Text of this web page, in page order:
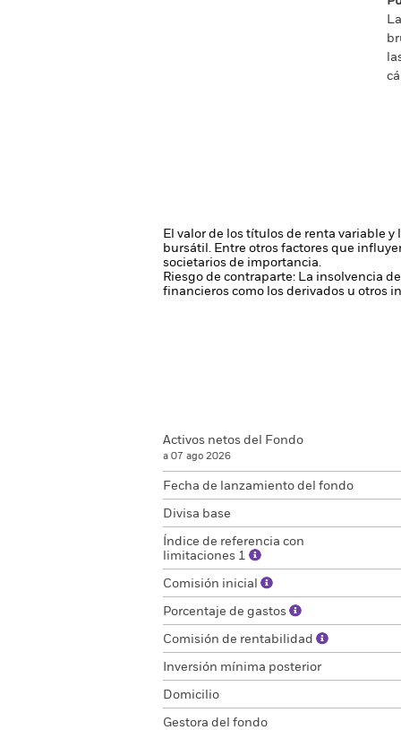
El valor de los títulos de renta variable
bursátil. Entre otros factores que
societarios de importancia.
Riesgo de contraparte: La insolvencia
financieros como los derivados u otros
Activos netos del Fondo
a 07 ago 2026
Fecha de lanzamiento del fondo
Divisa base
Índice de referencia con
limitaciones 1
Comisión inicial
Porcentaje de gastos
Comisión de rentabilidad
Inversión mínima posterior
Domicilio
Gestora del fondo